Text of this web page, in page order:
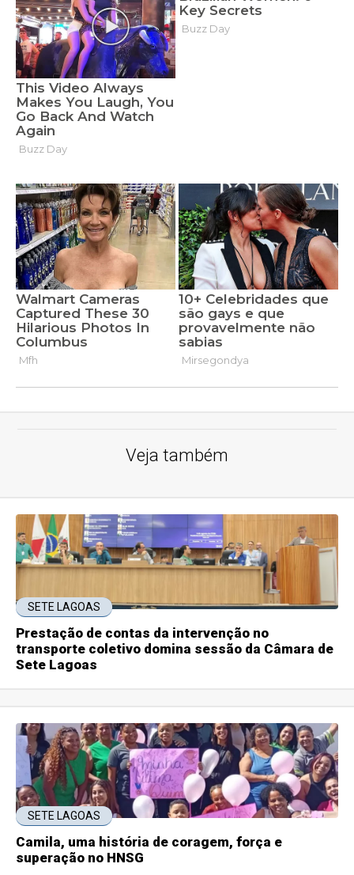
Veja também
SETE LAGOAS
Prestação de contas da intervenção no
transporte coletivo domina sessão da Câmara de
Sete Lagoas
SETE LAGOAS
Camila, uma história de coragem, força e
superação no HNSG